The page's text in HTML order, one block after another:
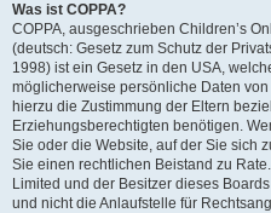
Was ist COPPA?
COPPA, ausgeschrieben Children’s
(deutsch: Gesetz zum Schutz der
1998) ist ein Gesetz in den USA,
möglicherweise persönliche Daten
hierzu die Zustimmung der Eltern
Erziehungsberechtigten benötigen.
Sie oder die Website, auf der Sie sich
Sie einen rechtlichen Beistand zu
Limited und der Besitzer dieses
und nicht die Anlaufstelle für